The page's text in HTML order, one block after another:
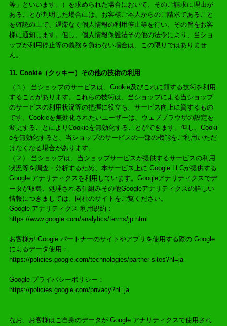
等」といいます。）を求められた場合において、そのご請求に理由が
あることが判明した場合には、お客様ご本人からのご請求であること
を確認の上で、遅滞なく個人情報の利用停止等を行い、その旨をお客
様に通知します。但し、個人情報保護法その他の法令により、当ショ
ップが利用停止等の義務を負わない場合は、この限りではありませ
ん。
11. Cookie（クッキー）その他の技術の利用
（１） 当ショップのサービスは、Cookie及びこれに類する技術を利用
することがあります。これらの技術は、当ショップによる当ショップ
のサービスの利用状況等の把握に役立ち、サービス向上に資するもの
です。Cookieを無効化されたいユーザーは、ウェブブラウザの設定を
変更することによりCookieを無効化することができます。但し、Cooki
eを無効化すると、当ショップのサービスの一部の機能をご利用いただ
けなくなる場合があります。
（２） 当ショップは、当ショップサービスが提供するサービスの利用
状況等を調査・分析するため、本サービス上に Google LLCが提供する
Google アナリティクスを利用しています。Googleアナリティクスでデ
ータが収集、処理される仕組みその他Googleアナリティクスの詳しい
情報につきましては、同社のサイトをご覧ください。
Google アナリティクス 利用規約：
https://www.google.com/analytics/terms/jp.html
お客様が Google パートナーのサイトやアプリを使用する際の Google
によるデータ使用：
https://policies.google.com/technologies/partner-sites?hl=ja
Google プライバシーポリシー：
https://policies.google.com/privacy?hl=ja
なお、お客様はご自身のデータが Google アナリティクスで使用され